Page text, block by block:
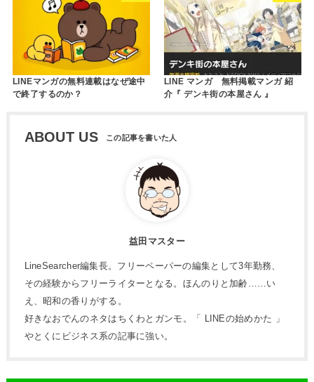
LINEマンガの無料連載はなぜ途中
で終了するのか？
LINE マンガ 無料掲載マンガ 紹
介『 デンキ街の本屋さん 』
ABOUT US
益田マスター
LineSearcher編集長。フリーペーパーの編集として3年勤務、
その経験からフリーライターとなる。ほんのりと加齢……い
え、昭和の香りがする。
好きなおでんのネタはちくわとガンモ。「 LINEの始めかた 」
やとくにビジネス系の記事に強い。